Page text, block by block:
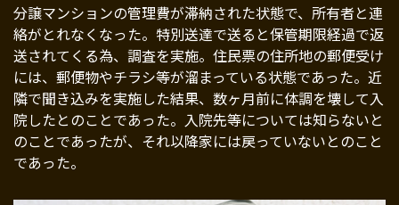
分譲マンションの管理費が滞納された状態で、所有者と連
絡がとれなくなった。特別送達で送ると保管期限経過で返
送されてくる為、調査を実施。住民票の住所地の郵便受け
には、郵便物やチラシ等が溜まっている状態であった。近
隣で聞き込みを実施した結果、数ヶ月前に体調を壊して入
院したとのことであった。入院先等については知らないと
のことであったが、それ以降家には戻っていないとのこと
であった。